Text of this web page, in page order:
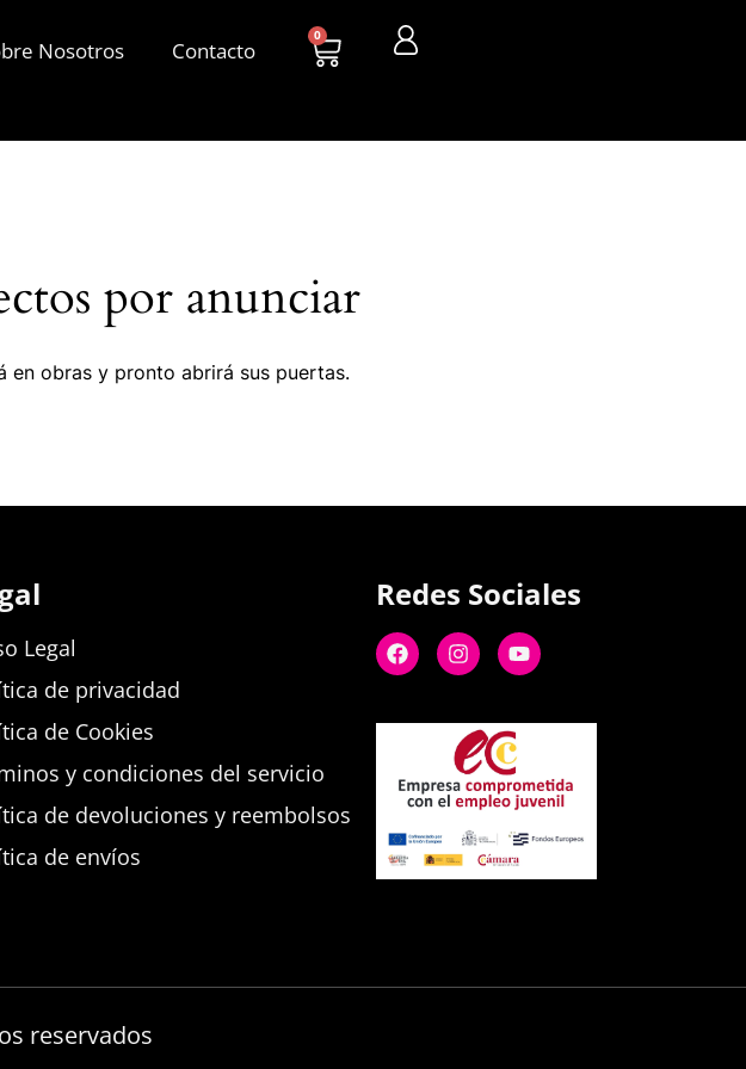
Nosotros Contacto
0
por anunciar
en obras y pronto abrirá sus puertas.
Legal
de privacidad
de Cookies
y condiciones del servicio
de devoluciones y reembolsos
de envíos
Redes Sociales
reservados